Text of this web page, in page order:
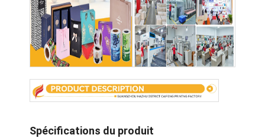
Spécifications du produit